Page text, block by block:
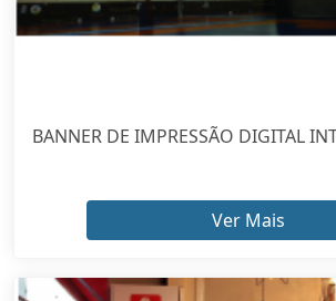
BANNER DE IMPRESSÃO DIGITAL
Ver Mais